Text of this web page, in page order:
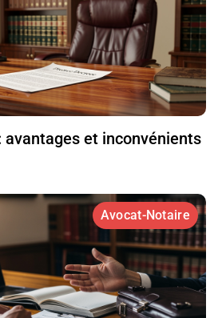
avantages et inconvénients
Avocat-Notaire